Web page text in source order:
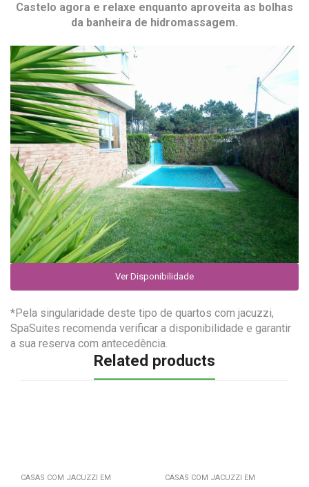
Castelo agora e relaxe enquanto aproveita as bolhas
da banheira de hidromassagem.
Ver Disponibilidade
*Pela singularidade deste tipo de quartos com jacuzzi,
SpaSuites recomenda verificar a disponibilidade e garantir
a sua reserva com antecedência.
Related products
CASAS COM JACUZZI EM
CASAS COM JACUZZI EM